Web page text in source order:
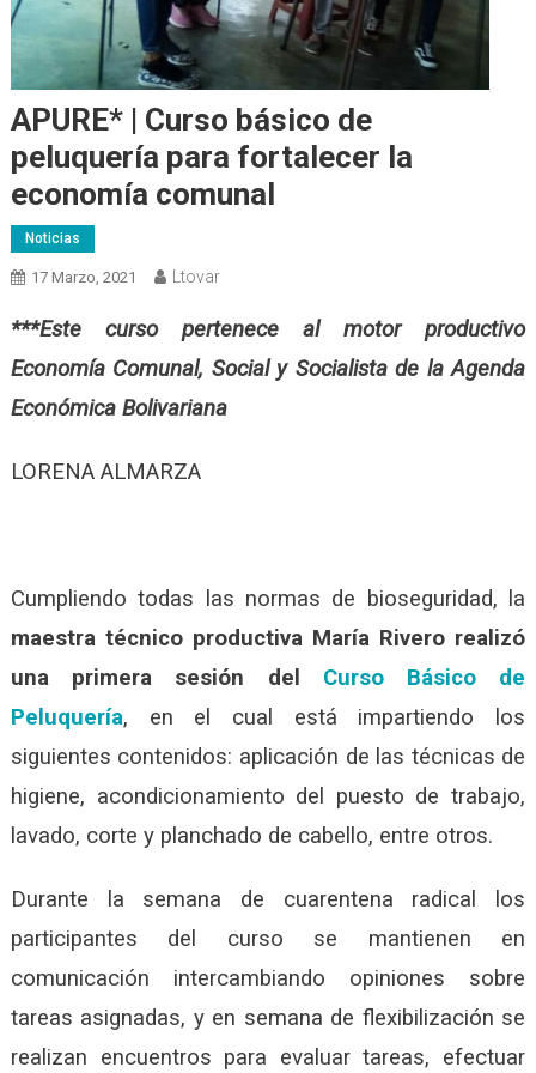
APURE* | Curso básico de
peluquería para fortalecer la
economía comunal
Noticias
17 Marzo, 2021 Ltovar
***Este curso pertenece al motor productivo
Economía Comunal, Social y Socialista de la Agenda
Económica Bolivariana
LORENA ALMARZA
Cumpliendo todas las normas de bioseguridad, la
maestra técnico productiva María Rivero realizó
una primera sesión del Curso Básico de
Peluquería, en el cual está impartiendo los
siguientes contenidos: aplicación de las técnicas de
higiene, acondicionamiento del puesto de trabajo,
lavado, corte y planchado de cabello, entre otros.
Durante la semana de cuarentena radical los
participantes del curso se mantienen en
comunicación intercambiando opiniones sobre
tareas asignadas, y en semana de flexibilización se
realizan encuentros para evaluar tareas, efectuar